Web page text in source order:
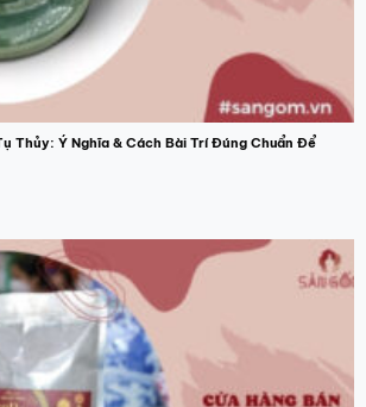
Thủy: Ý Nghĩa & Cách Bài Trí Đúng Chuẩn Để